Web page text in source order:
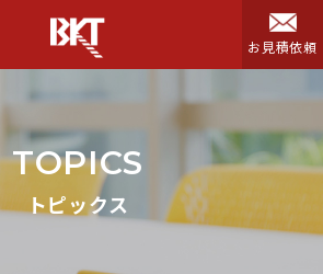
お見積依頼
TOPICS
トピックス